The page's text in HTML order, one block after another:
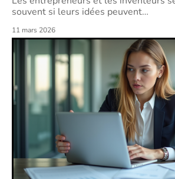
souvent si leurs idées peuvent…
11 mars 2026